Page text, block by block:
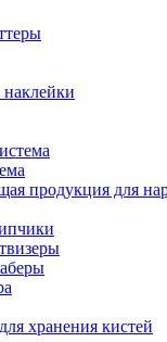
продукция для
хранения кистей